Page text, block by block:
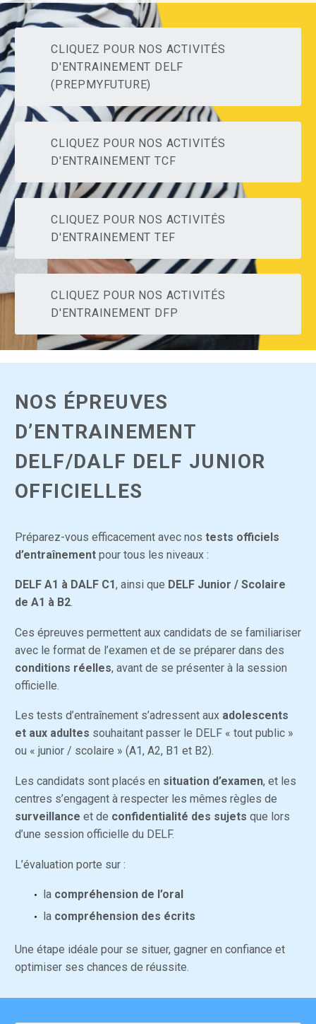
CLIQUEZ POUR NOS ACTIVITÉS
D'ENTRAINEMENT DELF
(PREPMYFUTURE)
CLIQUEZ POUR NOS ACTIVITÉS
D'ENTRAINEMENT TCF
CLIQUEZ POUR NOS ACTIVITÉS
D'ENTRAINEMENT TEF
CLIQUEZ POUR NOS ACTIVITÉS
D'ENTRAINEMENT DFP
NOS ÉPREUVES
D’ENTRAINEMENT
DELF/DALF DELF JUNIOR
OFFICIELLES
Préparez-vous efficacement avec nos tests officiels
d’entraînement pour tous les niveaux :
DELF A1 à DALF C1, ainsi que DELF Junior / Scolaire
de A1 à B2.
Ces épreuves permettent aux candidats de se familiariser
avec le format de l’examen et de se préparer dans des
conditions réelles, avant de se présenter à la session
officielle.
Les tests d’entraînement s’adressent aux adolescents
et aux adultes souhaitant passer le DELF « tout public »
ou « junior / scolaire » (A1, A2, B1 et B2).
Les candidats sont placés en situation d’examen, et les
centres s’engagent à respecter les mêmes règles de
surveillance et de confidentialité des sujets que lors
d’une session officielle du DELF.
L’évaluation porte sur :
la compréhension de l’oral
la compréhension des écrits
Une étape idéale pour se situer, gagner en confiance et
optimiser ses chances de réussite.